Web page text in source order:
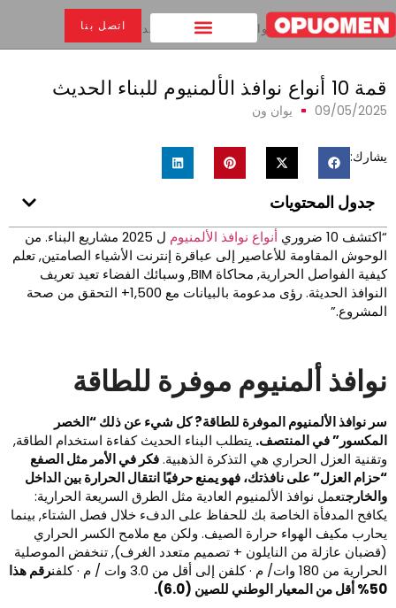
اتصل بنا بيت > قمة 10 أنواع نوافذ الألمنيوم للبناء الحديث
نوافذ الألمنيوم للبناء الحديث
09/05/ يوان ون
جدول المحتويات
10 ضروري أنواع نوافذ الألمنيوم
ل 2025 مشاريع البناء. من
المقاومة للأعاصير إلى عباقرة إنترنت الأشياء الصامتين, تعلم
كيفية الفواصل الحرارية, محاكاة BIM, وسبائك الفضاء تعيد تعريف
النوافذ الحديثة. رؤى مدعومة بالبيانات مع 1,500+ التحقق من صحة
ألمنيوم موفرة للطاقة
نوافذ الألمنيوم الموفرة للطاقة? كل شيء عن ذلك “الخصر
في المنتصف.يتطلب البناء الحديث كفاءة استخدام الطاقة,
العزل الحراري هي التذكرة الذهبية.فكر في الأمر مثل الصفع
العزل” على نافذتك، فهو يمنع حرفيًا انتقال الحرارة بين الداخل
تعمل نوافذ الألمنيوم العادية مثل الطرق السريعة الحرارية:
المدفأة الخاصة بك للحفاظ على الدفء خلال فصل الشتاء, بينما
مكيف الهواء حرارة الصيف. ولكن مع ملامح الكسر الحراري
عازلة من النايلون + تصميم متعدد الغرف), تنخفض الموصلية
من 180 وات/ م · كلفن إلى أقل من 3.0 وات / م · كلفن
رقم هذا
الوطني للصين (6.0).​